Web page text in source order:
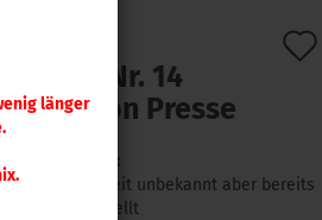
länger
Nr. 14
Presse
Lieferzeit:
Lieferzeit unbekannt aber bereits
nachbestellt